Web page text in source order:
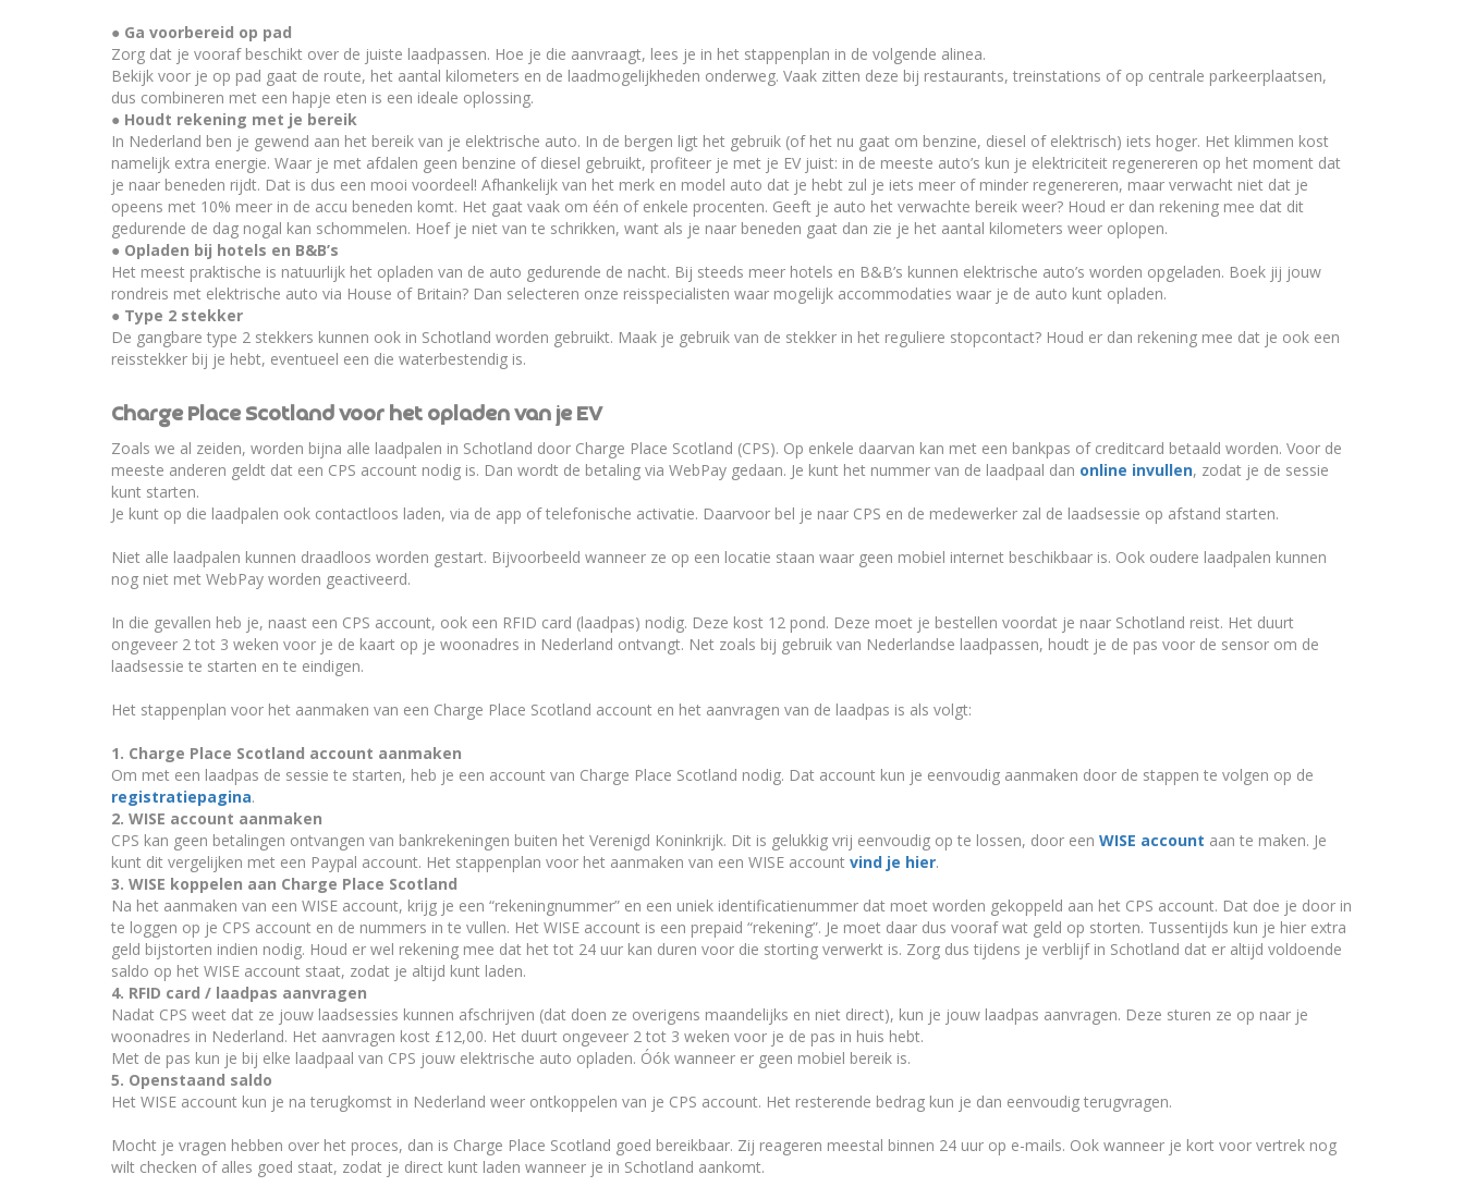
● Ga voorbereid op pad
Zorg dat je vooraf beschikt over de juiste laadpassen. Hoe je die aanvraagt, lees je in het stappenplan in de volgende alinea.
Bekijk voor je op pad gaat de route, het aantal kilometers en de laadmogelijkheden onderweg. Vaak zitten deze bij restaurants, treinstations of op centrale parkeerplaatsen,
dus combineren met een hapje eten is een ideale oplossing.
● Houdt rekening met je bereik
In Nederland ben je gewend aan het bereik van je elektrische auto. In de bergen ligt het gebruik (of het nu gaat om benzine, diesel of elektrisch) iets hoger. Het klimmen kost
namelijk extra energie. Waar je met afdalen geen benzine of diesel gebruikt, profiteer je met je EV juist: in de meeste auto’s kun je elektriciteit regenereren op het moment dat
je naar beneden rijdt. Dat is dus een mooi voordeel! Afhankelijk van het merk en model auto dat je hebt zul je iets meer of minder regenereren, maar verwacht niet dat je
opeens met 10% meer in de accu beneden komt. Het gaat vaak om één of enkele procenten. Geeft je auto het verwachte bereik weer? Houd er dan rekening mee dat dit
gedurende de dag nogal kan schommelen. Hoef je niet van te schrikken, want als je naar beneden gaat dan zie je het aantal kilometers weer oplopen.
● Opladen bij hotels en B&B’s
Het meest praktische is natuurlijk het opladen van de auto gedurende de nacht. Bij steeds meer hotels en B&B’s kunnen elektrische auto’s worden opgeladen. Boek jij jouw
rondreis met elektrische auto via House of Britain? Dan selecteren onze reisspecialisten waar mogelijk accommodaties waar je de auto kunt opladen.
● Type 2 stekker
De gangbare type 2 stekkers kunnen ook in Schotland worden gebruikt. Maak je gebruik van de stekker in het reguliere stopcontact? Houd er dan rekening mee dat je ook een
reisstekker bij je hebt, eventueel een die waterbestendig is.
Charge Place Scotland voor het opladen van je EV
Zoals we al zeiden, worden bijna alle laadpalen in Schotland door Charge Place Scotland (CPS). Op enkele daarvan kan met een bankpas of creditcard betaald worden. Voor de
meeste anderen geldt dat een CPS account nodig is. Dan wordt de betaling via WebPay gedaan. Je kunt het nummer van de laadpaal dan online invullen, zodat je de sessie
kunt starten.
Je kunt op die laadpalen ook contactloos laden, via de app of telefonische activatie. Daarvoor bel je naar CPS en de medewerker zal de laadsessie op afstand starten.
Niet alle laadpalen kunnen draadloos worden gestart. Bijvoorbeeld wanneer ze op een locatie staan waar geen mobiel internet beschikbaar is. Ook oudere laadpalen kunnen
nog niet met WebPay worden geactiveerd.
In die gevallen heb je, naast een CPS account, ook een RFID card (laadpas) nodig. Deze kost 12 pond. Deze moet je bestellen voordat je naar Schotland reist. Het duurt
ongeveer 2 tot 3 weken voor je de kaart op je woonadres in Nederland ontvangt. Net zoals bij gebruik van Nederlandse laadpassen, houdt je de pas voor de sensor om de
laadsessie te starten en te eindigen.
Het stappenplan voor het aanmaken van een Charge Place Scotland account en het aanvragen van de laadpas is als volgt:
1. Charge Place Scotland account aanmaken
Om met een laadpas de sessie te starten, heb je een account van Charge Place Scotland nodig. Dat account kun je eenvoudig aanmaken door de stappen te volgen op de
registratiepagina.
2. WISE account aanmaken
CPS kan geen betalingen ontvangen van bankrekeningen buiten het Verenigd Koninkrijk. Dit is gelukkig vrij eenvoudig op te lossen, door een WISE account aan te maken. Je
kunt dit vergelijken met een Paypal account. Het stappenplan voor het aanmaken van een WISE account vind je hier.
3. WISE koppelen aan Charge Place Scotland
Na het aanmaken van een WISE account, krijg je een “rekeningnummer” en een uniek identificatienummer dat moet worden gekoppeld aan het CPS account. Dat doe je door in
te loggen op je CPS account en de nummers in te vullen. Het WISE account is een prepaid “rekening”. Je moet daar dus vooraf wat geld op storten. Tussentijds kun je hier extra
geld bijstorten indien nodig. Houd er wel rekening mee dat het tot 24 uur kan duren voor die storting verwerkt is. Zorg dus tijdens je verblijf in Schotland dat er altijd voldoende
saldo op het WISE account staat, zodat je altijd kunt laden.
4. RFID card / laadpas aanvragen
Nadat CPS weet dat ze jouw laadsessies kunnen afschrijven (dat doen ze overigens maandelijks en niet direct), kun je jouw laadpas aanvragen. Deze sturen ze op naar je
woonadres in Nederland. Het aanvragen kost £12,00. Het duurt ongeveer 2 tot 3 weken voor je de pas in huis hebt.
Met de pas kun je bij elke laadpaal van CPS jouw elektrische auto opladen. Óók wanneer er geen mobiel bereik is.
5. Openstaand saldo
Het WISE account kun je na terugkomst in Nederland weer ontkoppelen van je CPS account. Het resterende bedrag kun je dan eenvoudig terugvragen.
Mocht je vragen hebben over het proces, dan is Charge Place Scotland goed bereikbaar. Zij reageren meestal binnen 24 uur op e-mails. Ook wanneer je kort voor vertrek nog
wilt checken of alles goed staat, zodat je direct kunt laden wanneer je in Schotland aankomt.